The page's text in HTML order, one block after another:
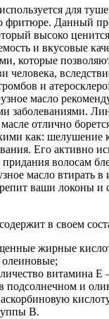
для
фритюре. Данный
высоко
и вкусовые
которые
человека,
и
масло
заболеваниями.
отлично
как: шелушение
Его активно
волосам
масло втирать в
ваши локоны и
в своем
жирные
витамина
подсолнечном и
В.